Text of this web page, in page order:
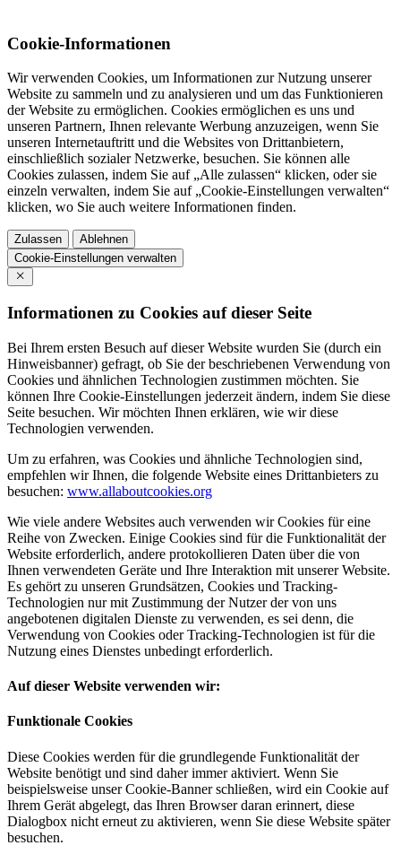
Cookie-Informationen
Wir verwenden Cookies, um Informationen zur Nutzung unserer
Website zu sammeln und zu analysieren und um das Funktionieren
der Website zu ermöglichen. Cookies ermöglichen es uns und
unseren Partnern, Ihnen relevante Werbung anzuzeigen, wenn Sie
unseren Internetauftritt und die Websites von Drittanbietern,
einschließlich sozialer Netzwerke, besuchen. Sie können alle
Cookies zulassen, indem Sie auf „Alle zulassen“ klicken, oder sie
einzeln verwalten, indem Sie auf „Cookie-Einstellungen verwalten“
klicken, wo Sie auch weitere Informationen finden.
Zulassen
Ablehnen
Cookie-Einstellungen verwalten
Informationen zu Cookies auf dieser Seite
Bei Ihrem ersten Besuch auf dieser Website wurden Sie (durch ein
Hinweisbanner) gefragt, ob Sie der beschriebenen Verwendung von
Cookies und ähnlichen Technologien zustimmen möchten. Sie
können Ihre Cookie-Einstellungen jederzeit ändern, indem Sie diese
Seite besuchen. Wir möchten Ihnen erklären, wie wir diese
Technologien verwenden.
Um zu erfahren, was Cookies und ähnliche Technologien sind,
empfehlen wir Ihnen, die folgende Website eines Drittanbieters zu
besuchen: www.allaboutcookies.org
Wie viele andere Websites auch verwenden wir Cookies für eine
Reihe von Zwecken. Einige Cookies sind für die Funktionalität der
Website erforderlich, andere protokollieren Daten über die von
Ihnen verwendeten Geräte und Ihre Interaktion mit unserer Website.
Es gehört zu unseren Grundsätzen, Cookies und Tracking-
Technologien nur mit Zustimmung der Nutzer der von uns
angebotenen digitalen Dienste zu verwenden, es sei denn, die
Verwendung von Cookies oder Tracking-Technologien ist für die
Nutzung eines Dienstes unbedingt erforderlich.
Auf dieser Website verwenden wir:
Funktionale Cookies
Diese Cookies werden für die grundlegende Funktionalität der
Website benötigt und sind daher immer aktiviert. Wenn Sie
beispielsweise unser Cookie-Banner schließen, wird ein Cookie auf
Ihrem Gerät abgelegt, das Ihren Browser daran erinnert, diese
Dialogbox nicht erneut zu aktivieren, wenn Sie diese Website später
besuchen.